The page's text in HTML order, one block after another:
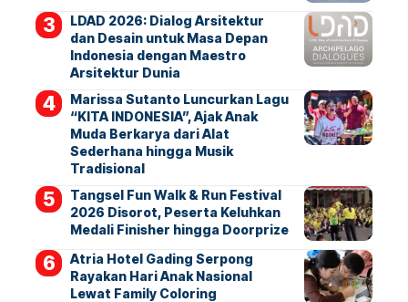
LDAD 2026: Dialog Arsitektur
dan Desain untuk Masa Depan
Indonesia dengan Maestro
Arsitektur Dunia
Marissa Sutanto Luncurkan Lagu
“KITA INDONESIA”, Ajak Anak
Muda Berkarya dari Alat
Sederhana hingga Musik
Tradisional
Tangsel Fun Walk & Run Festival
2026 Disorot, Peserta Keluhkan
Medali Finisher hingga Doorprize
Atria Hotel Gading Serpong
Rayakan Hari Anak Nasional
Lewat Family Coloring